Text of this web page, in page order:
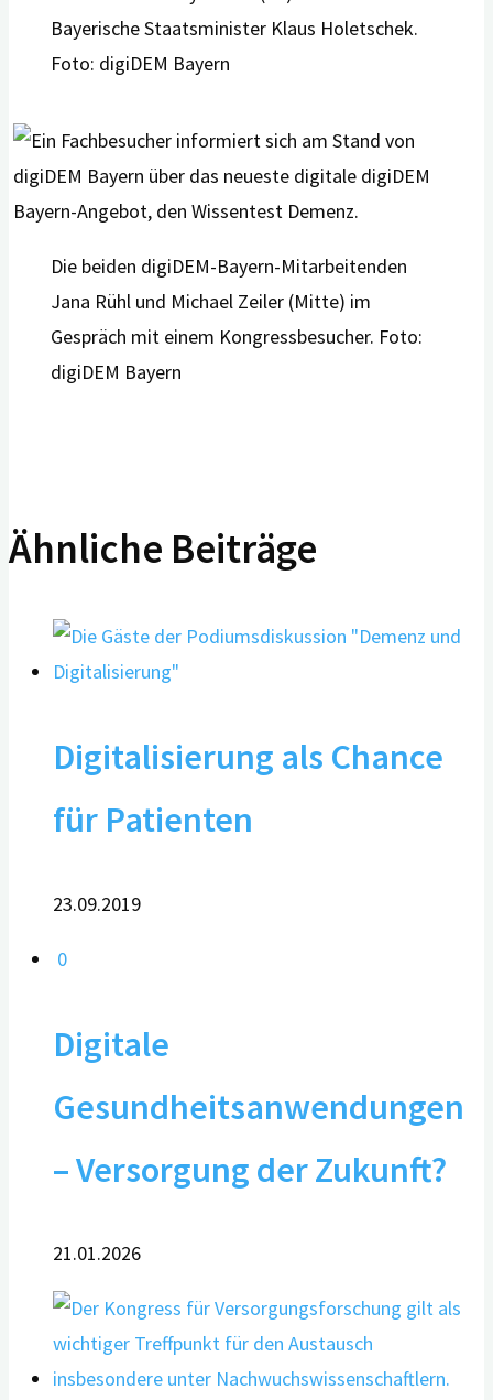
Bayerische Staatsminister Klaus Holetschek.
Foto: digiDEM Bayern
Die beiden digiDEM-Bayern-Mitarbeitenden
Jana Rühl und Michael Zeiler (Mitte) im
Gespräch mit einem Kongressbesucher. Foto:
digiDEM Bayern
Ähnliche Beiträge
Digitalisierung als Chance
für Patienten
23.09.2019
0
Digitale
Gesundheitsanwendungen
– Versorgung der Zukunft?
21.01.2026